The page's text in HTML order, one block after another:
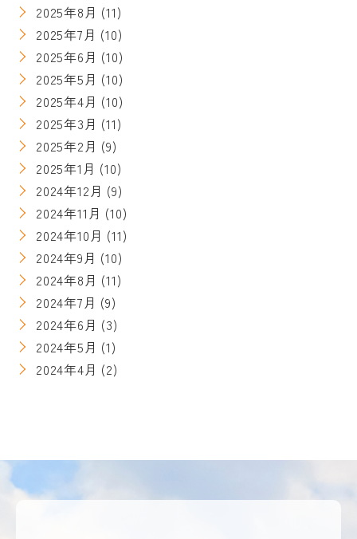
2025年8月 (11)
2025年7月 (10)
2025年6月 (10)
2025年5月 (10)
2025年4月 (10)
2025年3月 (11)
2025年2月 (9)
2025年1月 (10)
2024年12月 (9)
2024年11月 (10)
2024年10月 (11)
2024年9月 (10)
2024年8月 (11)
2024年7月 (9)
2024年6月 (3)
2024年5月 (1)
2024年4月 (2)